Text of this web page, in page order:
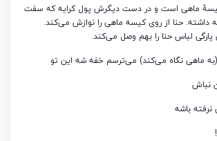
ماهی است و در دست دیگرش پول کرایه که سفت
حنا از روی کیسه ماهی را نوازش می‌کند.
لباس حنا را بهم وصل می‌کند.
ماهی نگاه می‌کند) می‌ترسم خفه شه این تو
نباش
باشه